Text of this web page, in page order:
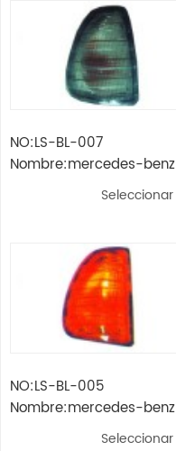
NO:LS-BL-007
Nombre:mercedes-benz
w123 '76 -'84 lámpara de
Seleccionar
NO:LS-BL-005
Nombre:mercedes-benz
w123 '76 -'84 lámpara de
Seleccionar